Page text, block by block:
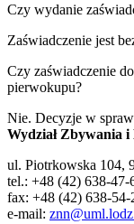
Czy wydanie
Zaświadczenie jest
Czy zaświadczenie
pierwokupu?
Nie. Decyzje w
Wydział Zbywania
ul. Piotrkowska 104,
tel.: +48 (42) 638-
fax: +48 (42) 638-
e-mail: